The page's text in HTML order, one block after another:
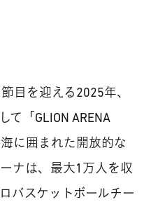
目を迎える2025年、
て「GLION ARENA
に囲まれた開放的な
ナは、最大1万人を収
バスケットボールチー